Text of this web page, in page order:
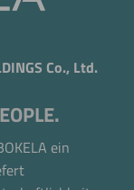
Co., Ltd.
ein